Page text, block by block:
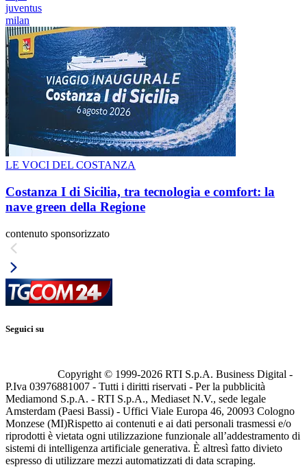
juventus
milan
LE VOCI DEL COSTANZA
Costanza I di Sicilia, tra tecnologia e comfort: la
nave green della Regione
contenuto sponsorizzato
Seguici su
Copyright © 1999-2026 RTI S.p.A. Business Digital -
P.Iva 03976881007 - Tutti i diritti riservati - Per la pubblicità
Mediamond S.p.A. - RTI S.p.A., Mediaset N.V., sede legale
Amsterdam (Paesi Bassi) - Uffici Viale Europa 46, 20093 Cologno
Monzese (MI)Rispetto ai contenuti e ai dati personali trasmessi e/o
riprodotti è vietata ogni utilizzazione funzionale all’addestramento di
sistemi di intelligenza artificiale generativa. È altresì fatto divieto
espresso di utilizzare mezzi automatizzati di data scraping.